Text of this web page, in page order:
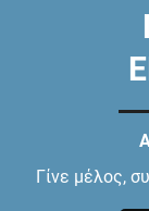
Γίνε μέλος,